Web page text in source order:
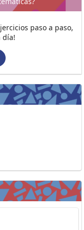
paso a paso,
día!